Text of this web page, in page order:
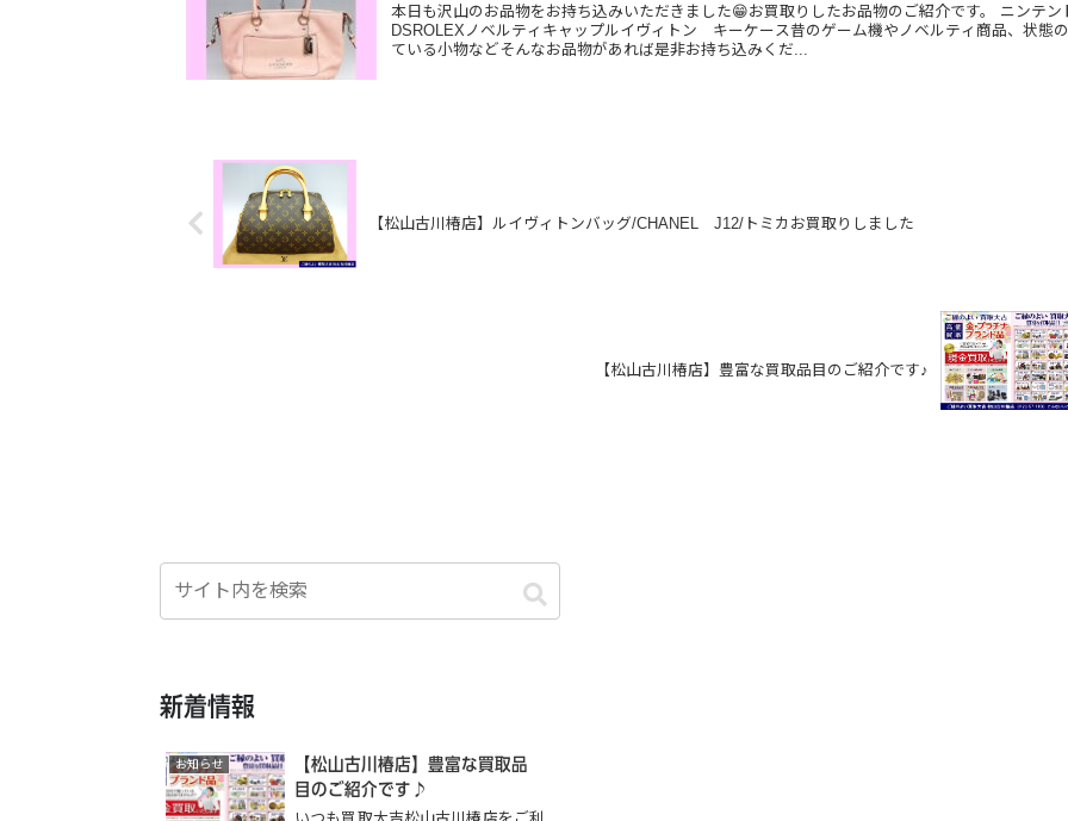
本日も沢山のお品物をお持ち込みいただきました😁お買取りしたお品物のご紹介です。 ニンテン
DSROLEXノベルティキャップルイヴィトン キーケース昔のゲーム機やノベルティ商品、状態
ている小物などそんなお品物があれば是非お持ち込みくだ...
【松山古川椿店】ルイヴィトンバッグ/CHANEL J12/トミカお買取りしました
【松山古川椿店】豊富な買取品目のご紹介です♪
新着情報
お知らせ
【松山古川椿店】豊富な買取品
目のご紹介です♪